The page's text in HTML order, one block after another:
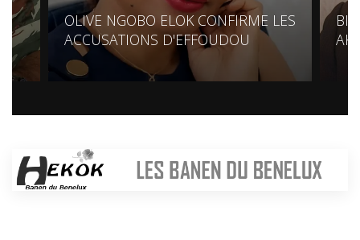
OLIVE NGOBO ELOK CONFIRME LES
ACCUSATIONS D'EFFOUDOU